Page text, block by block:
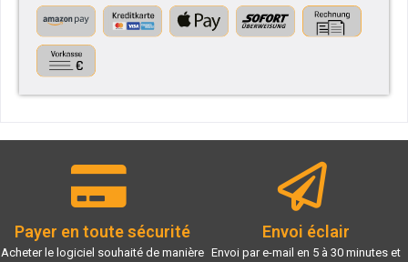
Payer en toute sécurité
Acheter le logiciel souhaité de manière
Envoi éclair
Envoi par e-mail en 5 à 30 minutes et